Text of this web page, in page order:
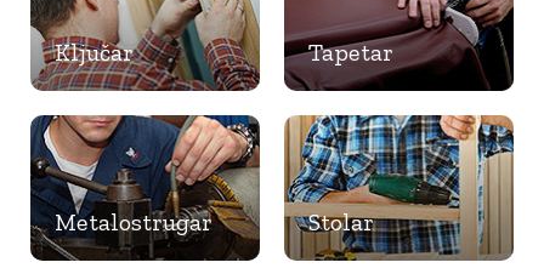
Ključar Tapetar
Metalostrugar Stolar